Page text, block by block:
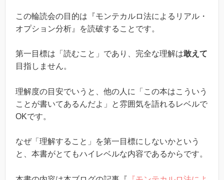
この輪読会の目的は『モンテカルロ法によるリアル・
オプション分析』を読破することです。
第一目標は「読むこと」であり、完全な理解は敢えて
目指しません。
理解度の目安でいうと、他の人に「この本はこういう
ことが書いてあるんだよ」と雰囲気を語れるレベルで
OKです。
なぜ「理解すること」を第一目標にしないかという
と、本書がとてもハイレベルな内容であるからです。